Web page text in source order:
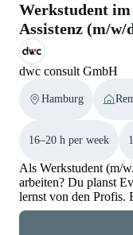
Werkstudent
Assistenz (m/w/
dwc consult GmbH
Hamburg
16–20 h per week
Als Werkstudent (m/
arbeiten? Du planst
lernst von den Profis.